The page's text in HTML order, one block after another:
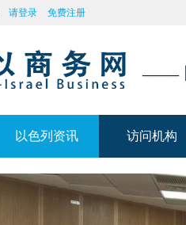
请登录 免费注册
——
以色列资讯
以色列资讯
访问机构
访问机构